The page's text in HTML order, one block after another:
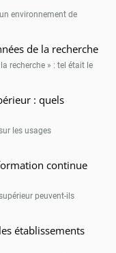
environnement de
de la recherche
recherche » : tel était le
: quels
les usages
continue
peuvent-ils
établissements